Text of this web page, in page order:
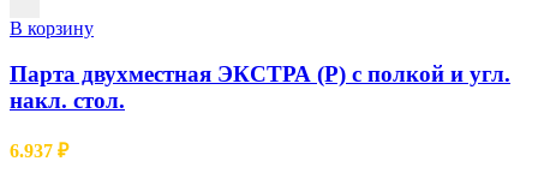
В корзину
Парта двухместная ЭКСТРА (Р) с полкой и угл.
накл. стол.
6.937 ₽